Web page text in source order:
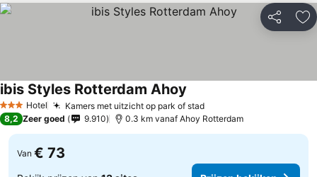
Delen
3 SterrenHotel Kamers met uitzicht op park of stad
ibis Styles Rotterdam Ahoy
8,2 Zeer goed 9.910 0.3 km vanaf Ahoy Rotterdam
Van € 73